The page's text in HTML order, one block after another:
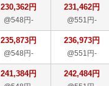
230,362円
@548円-
231,462円
@551円-
235,873円
@548円-
236,973円
@551円-
241,384円 242,484円